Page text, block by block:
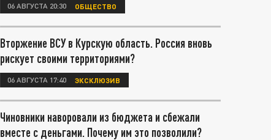
06 АВГУСТА 20:30 ОБЩЕСТВО
Вторжение ВСУ в Курскую область. Россия вновь
рискует своими территориями?
06 АВГУСТА 17:40 ЭКСКЛЮЗИВ
Чиновники наворовали из бюджета и сбежали
вместе с деньгами. Почему им это позволили?